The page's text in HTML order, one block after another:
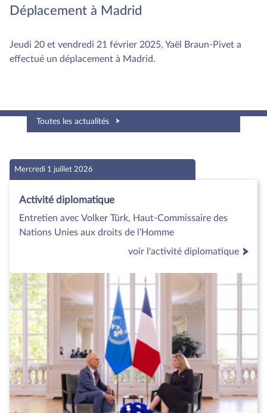
Déplacement à Madrid
Jeudi 20 et vendredi 21 février 2025, Yaël Braun-Pivet a
effectué un déplacement à Madrid.
Toutes les actualités
Mercredi 1 juillet 2026
Activité diplomatique
Entretien avec Volker Türk, Haut-Commissaire des
Nations Unies aux droits de l’Homme
voir l'activité diplomatique